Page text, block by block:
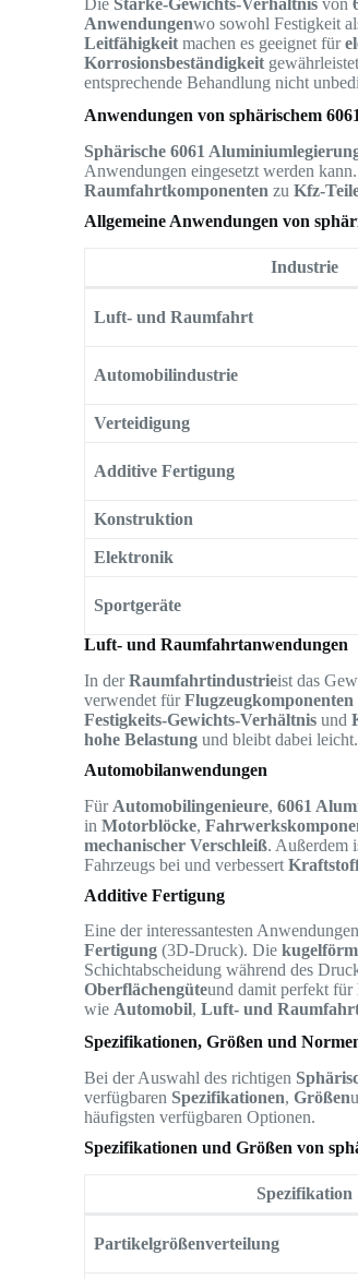
Die Stärke-Gewichts-Verhältnis von
Anwendungenwo sowohl Festigkeit
Leitfähigkeit machen es geeignet für
Korrosionsbeständigkeit
entsprechende Behandlung nicht
Anwendungen von sphärischem
Sphärische 6061
Anwendungen eingesetzt werden
Raumfahrtkomponenten zuKfz-
Allgemeine Anwendungen von
Industrie
Luft- und Raumfahrt
Automobilindustrie
Verteidigung
Additive Fertigung
Konstruktion
Elektronik
Sportgeräte
Luft- und Raumfahrtanwendungen
In derRaumfahrtindustrieist das
verwendet fürFlugzeugkomponenten
Festigkeits-Gewichts-Verhältnis und
hohe Belastung und bleibt dabei leicht.
Automobilanwendungen
Für Automobilingenieure,6061
inMotorblöcke,
mechanischer Verschleiß. Außerdem
Fahrzeugs bei und verbessert
Additive Fertigung
Eine der interessantesten
Fertigung (3D-Druck). Die
Schichtabscheidung während des
Oberflächengüteund damit perfekt für
wie Automobil,Luft- und
Spezifikationen, Größen und
Bei der Auswahl des richtigen
verfügbaren Spezifikationen,Größen
häufigsten verfügbaren Optionen.
Spezifikationen und Größen von
Spezifikation
Partikelgrößenverteilung